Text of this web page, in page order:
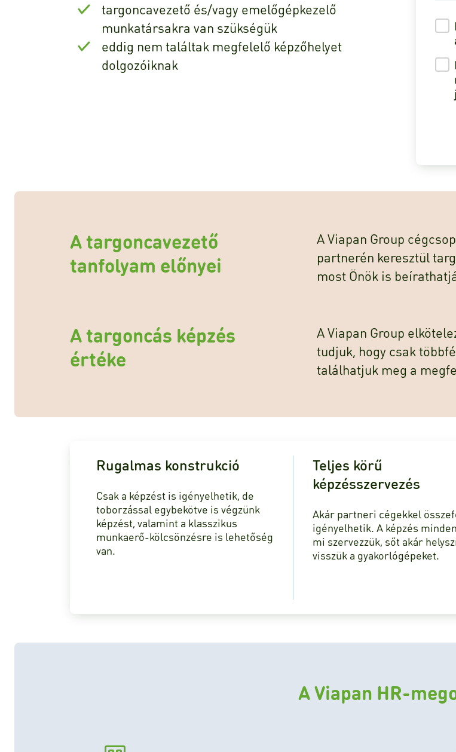
targoncavezető és/vagy emelőgépkezelő
munkatársakra van szükségük
eddig nem találtak megfelelő képzőhelyet
dolgozóiknak
A targoncavezető
tanfolyam előnyei
A Viapan Group
partnerén keresztül
most Önök is
A targoncás képzés
értéke
A Viapan Group
tudjuk, hogy csak
találhatjuk meg a
Rugalmas konstrukció
Csak a képzést is igényelhetik, de
toborzással egybekötve is végzünk
képzést, valamint a klasszikus
munkaerő-kölcsönzésre is lehetőség
van.
Teljes körű
képzésszervezés
Akár partneri cégekkel
igényelhetik. A képzés
mi szervezzük, sőt akár
visszük a gyakorlógépeket.
A Viapan HR-